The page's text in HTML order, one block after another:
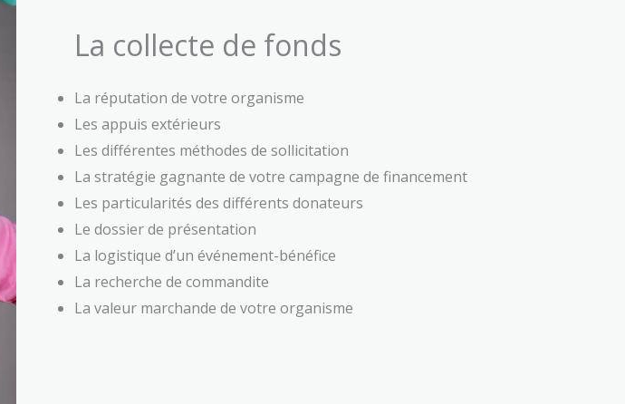
La collecte de fonds
La réputation de votre organisme
Les appuis extérieurs
Les différentes méthodes de sollicitation
La stratégie gagnante de votre campagne de financement
Les particularités des différents donateurs
Le dossier de présentation
La logistique d’un événement-bénéfice
La recherche de commandite
La valeur marchande de votre organisme